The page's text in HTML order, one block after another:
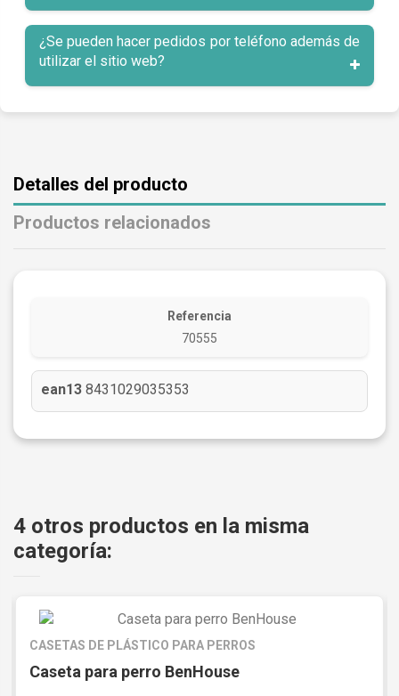
¿Se pueden hacer pedidos por teléfono además de
utilizar el sitio web?
Detalles del producto
Productos relacionados
Referencia
70555
ean13 8431029035353
4 otros productos en la misma
categoría:
CASETAS DE PLÁSTICO PARA PERROS
Caseta para perro BenHouse